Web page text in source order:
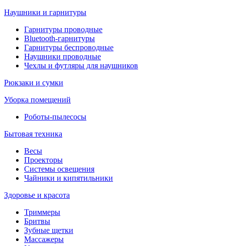
Наушники и гарнитуры
Гарнитуры проводные
Bluetooth-гарнитуры
Гарнитуры беспроводные
Наушники проводные
Чехлы и футляры для наушников
Рюкзаки и сумки
Уборка помещений
Роботы-пылесосы
Бытовая техника
Весы
Проекторы
Системы освещения
Чайники и кипятильники
Здоровье и красота
Триммеры
Бритвы
Зубные щетки
Массажеры